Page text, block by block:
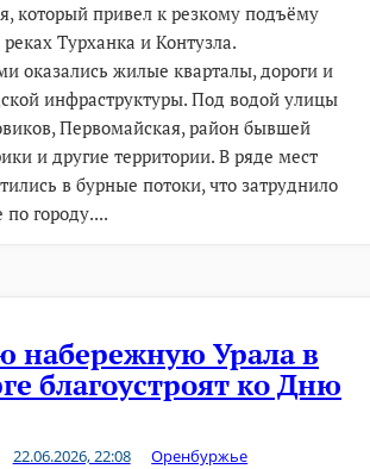
который привел к резкому подъёму
Турханка и Контузла.
оказались жилые кварталы, дороги и
инфраструктуры. Под водой улицы
Первомайская, район бывшей
и другие территории. В ряде мест
в бурные потоки, что затруднило
городу....
набережную Урала в
благоустроят ко Дню
22.06.2026, 22:08 Оренбуржье